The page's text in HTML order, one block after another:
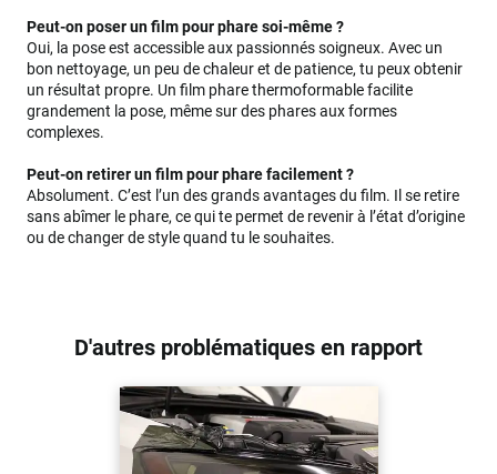
Peut-on poser un film pour phare soi-même ?
Oui, la pose est accessible aux passionnés soigneux. Avec un
bon nettoyage, un peu de chaleur et de patience, tu peux obtenir
un résultat propre. Un film phare thermoformable facilite
grandement la pose, même sur des phares aux formes
complexes.
Peut-on retirer un film pour phare facilement ?
Absolument. C’est l’un des grands avantages du film. Il se retire
sans abîmer le phare, ce qui te permet de revenir à l’état d’origine
ou de changer de style quand tu le souhaites.
D'autres problématiques en rapport